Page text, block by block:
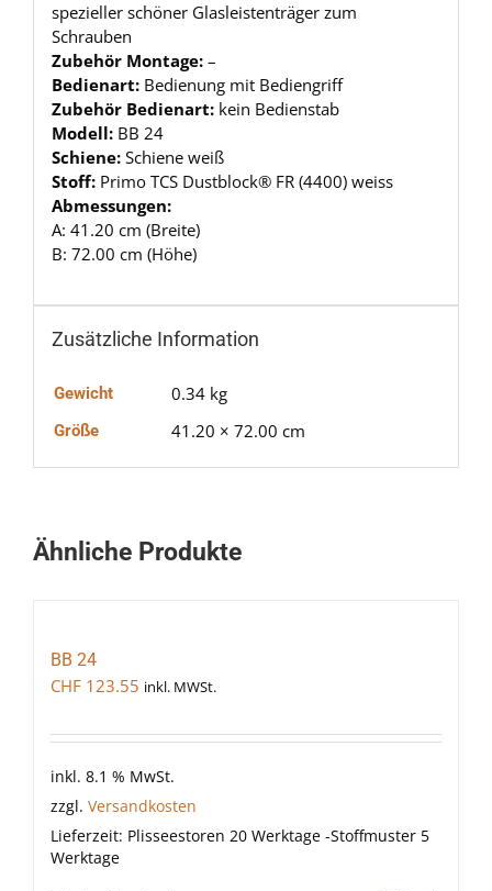
spezieller schöner Glasleistenträger zum
Schrauben
Zubehör Montage: –
Bedienart: Bedienung mit Bediengriff
Zubehör Bedienart: kein Bedienstab
Modell: BB 24
Schiene: Schiene weiß
Stoff: Primo TCS Dustblock® FR (4400) weiss
Abmessungen:
A: 41.20 cm (Breite)
B: 72.00 cm (Höhe)
Zusätzliche Information
Gewicht 0.34 kg
Größe 41.20 × 72.00 cm
Ähnliche Produkte
BB 24
CHF 123.55 inkl. MWSt.
inkl. 8.1 % MwSt.
zzgl. Versandkosten
Lieferzeit: Plisseestoren 20 Werktage -Stoffmuster 5
Werktage